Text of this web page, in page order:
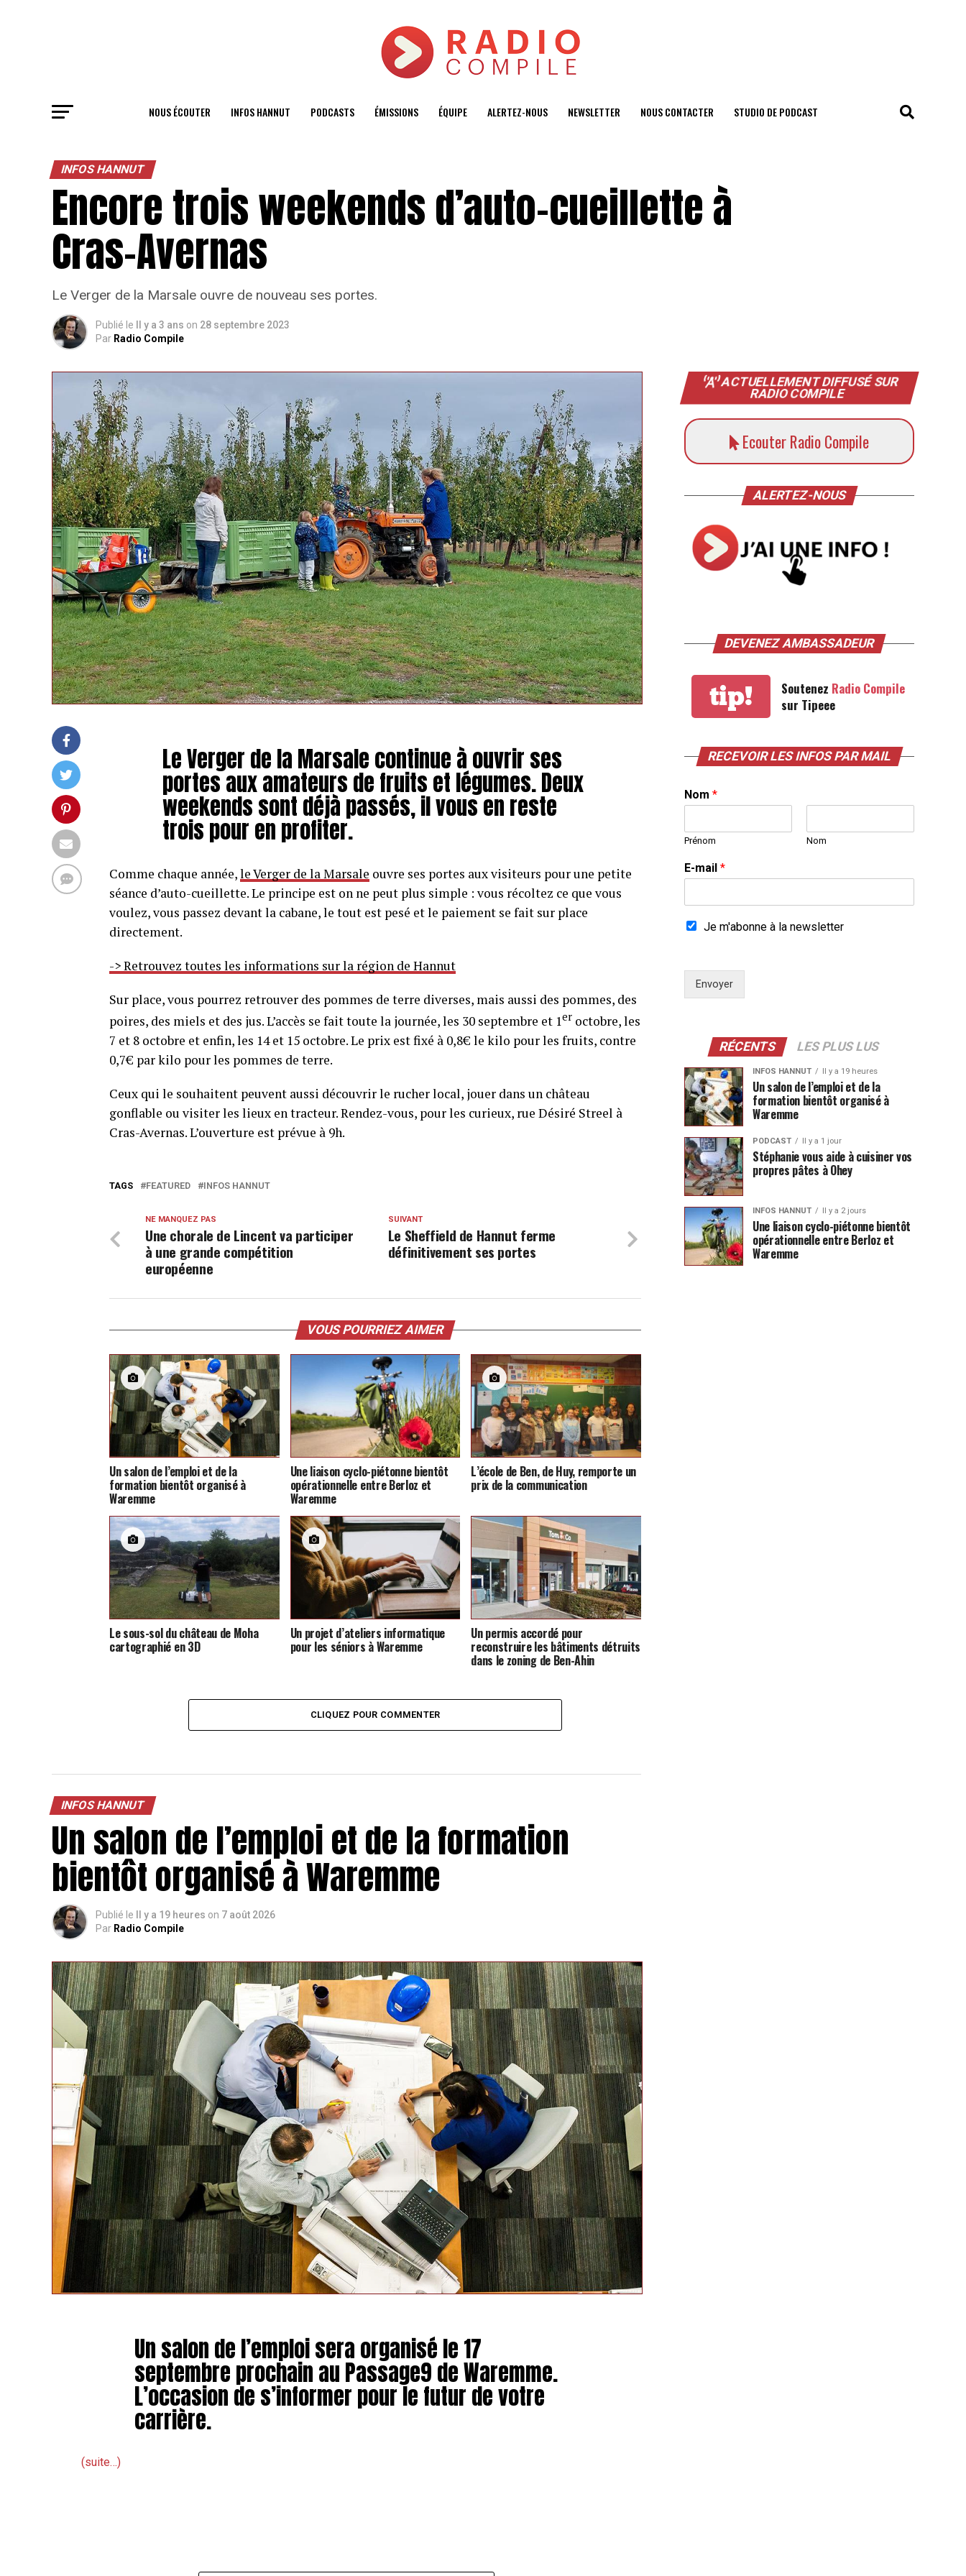
NOUS ÉCOUTER INFOS HANNUT PODCASTS ÉMISSIONS ÉQUIPE ALERTEZ-NOUS NEWSLETTER NOUS CONTACTER STUDIO DE PODCAST
INFOS HANNUT
Encore trois weekends d’auto-cueillette à
Cras-Avernas
Le Verger de la Marsale ouvre de nouveau ses portes.
Publié le Il y a 3 ans on 28 septembre 2023
Par Radio Compile
Le Verger de la Marsale continue à ouvrir ses
portes aux amateurs de fruits et légumes. Deux
weekends sont déjà passés, il vous en reste
trois pour en profiter.
Comme chaque année,le Verger de la Marsale ouvre ses portes aux visiteurs pour une petite
séance d’auto-cueillette. Le principe est on ne peut plus simple : vous récoltez ce que vous
voulez, vous passez devant la cabane, le tout est pesé et le paiement se fait sur place
directement.
-> Retrouvez toutes les informations sur la région de Hannut
Sur place, vous pourrez retrouver des pommes de terre diverses, mais aussi des pommes, des
poires, des miels et des jus. L’accès se fait toute la journée, les 30 septembre et 1er octobre, les
7 et 8 octobre et enfin, les 14 et 15 octobre. Le prix est fixé à 0,8€ le kilo pour les fruits, contre
0,7€ par kilo pour les pommes de terre.
Ceux qui le souhaitent peuvent aussi découvrir le rucher local, jouer dans un château
gonflable ou visiter les lieux en tracteur. Rendez-vous, pour les curieux, rue Désiré Streel à
Cras-Avernas. L’ouverture est prévue à 9h.
TAGS FEATURED INFOS HANNUT
SUIVANT
Le Sheffield de Hannut ferme
définitivement ses portes
NE MANQUEZ PAS
Une chorale de Lincent va participer
à une grande compétition
européenne
VOUS POURRIEZ AIMER
Un salon de l’emploi et de la
formation bientôt organisé à
Waremme
Une liaison cyclo-piétonne bientôt
opérationnelle entre Berloz et
Waremme
L’école de Ben, de Huy, remporte un
prix de la communication
Le sous-sol du château de Moha
cartographié en 3D
Un projet d’ateliers informatique
pour les séniors à Waremme
Un permis accordé pour
reconstruire les bâtiments détruits
dans le zoning de Ben-Ahin
CLIQUEZ POUR COMMENTER
INFOS HANNUT
Un salon de l’emploi et de la formation
bientôt organisé à Waremme
Publié le Il y a 19 heures on 7 août 2026
Par Radio Compile
Un salon de l’emploi sera organisé le 17
septembre prochain au Passage9 de Waremme.
L’occasion de s’informer pour le futur de votre
carrière.
(suite…)
ACTUELLEMENT DIFFUSÉ SUR
RADIO COMPILE
Ecouter Radio Compile
ALERTEZ-NOUS
DEVENEZ AMBASSADEUR
tip! Soutenez Radio Compile
sur Tipeee
RECEVOIR LES INFOS PAR MAIL
Nom *
Prénom Nom
E-mail *
Je m'abonne à la newsletter
Envoyer
RÉCENTS LES PLUS LUS
INFOS HANNUT Il y a 19 heures
Un salon de l’emploi et de la
formation bientôt organisé à
Waremme
PODCAST Il y a 1 jour
Stéphanie vous aide à cuisiner vos
propres pâtes à Ohey
INFOS HANNUT Il y a 2 jours
Une liaison cyclo-piétonne bientôt
opérationnelle entre Berloz et
Waremme